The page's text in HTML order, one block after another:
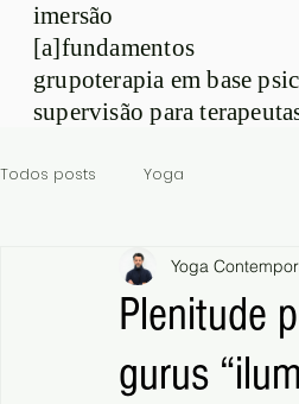
imersão
[a]fundamentos
grupoterapia em base
supervisão para
Todos posts Yoga
Plenitude
gurus
Yoga